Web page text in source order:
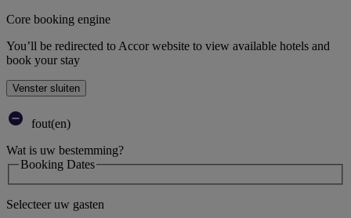
Core booking engine
You’ll be redirected to Accor website to view available hotels and
book your stay
Venster sluiten
fout(en)
Wat is uw bestemming?
Booking Dates
Selecteer uw gasten